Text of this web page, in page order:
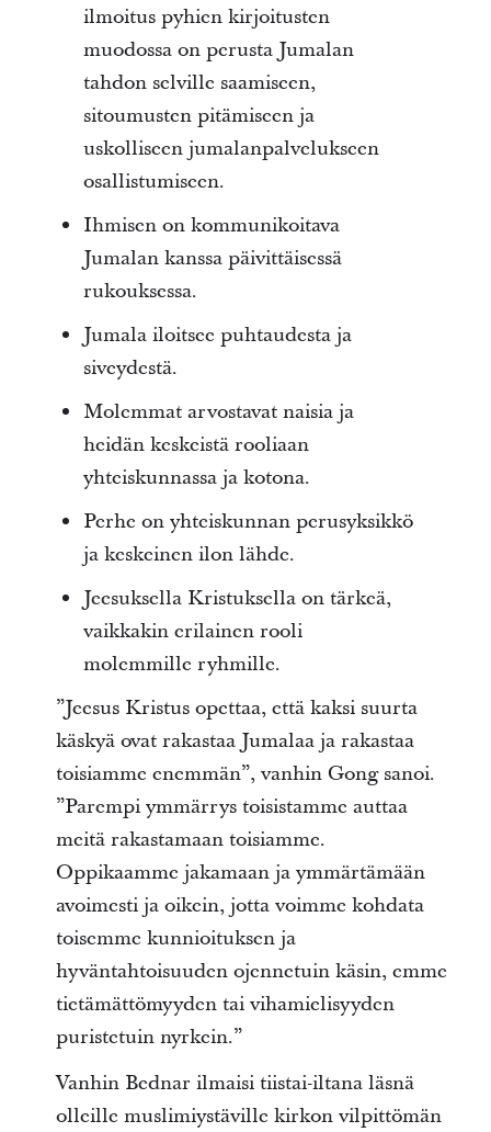
ilmoitus pyhien kirjoitusten
muodossa on perusta Jumalan
tahdon selville saamiseen,
sitoumusten pitämiseen ja
uskolliseen jumalanpalvelukseen
osallistumiseen.
Ihmisen on kommunikoitava
Jumalan kanssa päivittäisessä
rukouksessa.
Jumala iloitsee puhtaudesta ja
siveydestä.
Molemmat arvostavat naisia ja
heidän keskeistä rooliaan
yhteiskunnassa ja kotona.
Perhe on yhteiskunnan perusyksikkö
ja keskeinen ilon lähde.
Jeesuksella Kristuksella on tärkeä,
vaikkakin erilainen rooli
molemmille ryhmille.
”Jeesus Kristus opettaa, että kaksi suurta
käskyä ovat rakastaa Jumalaa ja rakastaa
toisiamme enemmän”, vanhin Gong sanoi.
”Parempi ymmärrys toisistamme auttaa
meitä rakastamaan toisiamme.
Oppikaamme jakamaan ja ymmärtämään
avoimesti ja oikein, jotta voimme kohdata
toisemme kunnioituksen ja
hyväntahtoisuuden ojennetuin käsin, emme
tietämättömyyden tai vihamielisyyden
puristetuin nyrkein.”
Vanhin Bednar ilmaisi tiistai-iltana läsnä
olleille muslimiystäville kirkon vilpittömän